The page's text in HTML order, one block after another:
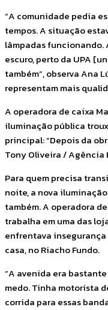
“A comunidade pedia
tempos. A situação
lâmpadas funcionando.
escuro, perto da UPA
também”, observa Ana
representam mais
A operadora de caixa
iluminação pública
principal: “Depois da
Tony Oliveira / Agência
Para quem precisa
noite, a nova
também. A operadora
trabalha em uma das
enfrentava
casa, no Riacho Fundo.
“A avenida era
medo. Tinha motorista
corrida para essas